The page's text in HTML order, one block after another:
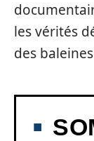
les vérités
des